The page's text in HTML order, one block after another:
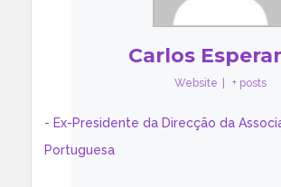
Carlos
Website + posts
- Ex-Presidente da Direcção da
Portuguesa